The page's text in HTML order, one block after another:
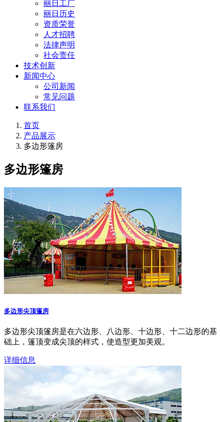
丽日工厂
丽日历史
资质荣誉
人才招聘
法律声明
社会责任
技术创新
新闻中心
公司新闻
常见问题
联系我们
首页
产品展示
多边形篷房
多边形篷房
多边形尖顶篷房
多边形尖顶篷房是在六边形、八边形、十边形、十二边形的基
础上，篷顶变成尖顶的样式，使造型更加美观。
详细信息